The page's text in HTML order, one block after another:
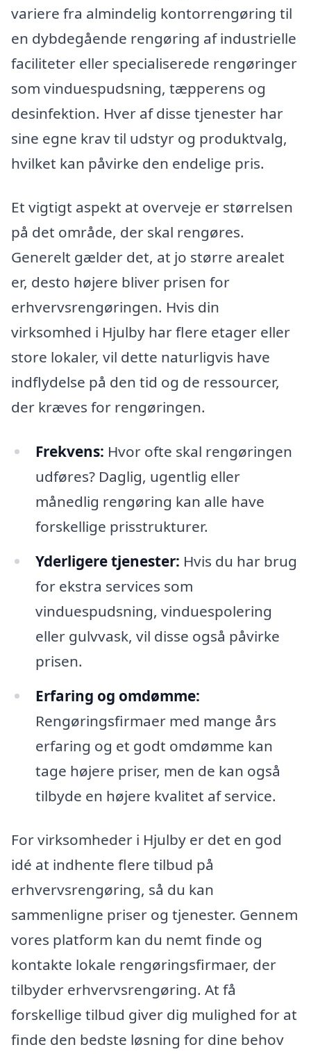
variere fra almindelig kontorrengøring til
en dybdegående rengøring af industrielle
faciliteter eller specialiserede rengøringer
som vinduespudsning, tæpperens og
desinfektion. Hver af disse tjenester har
sine egne krav til udstyr og produktvalg,
hvilket kan påvirke den endelige pris.
Et vigtigt aspekt at overveje er størrelsen
på det område, der skal rengøres.
Generelt gælder det, at jo større arealet
er, desto højere bliver prisen for
erhvervsrengøringen. Hvis din
virksomhed i Hjulby har flere etager eller
store lokaler, vil dette naturligvis have
indflydelse på den tid og de ressourcer,
der kræves for rengøringen.
Frekvens: Hvor ofte skal rengøringen
udføres? Daglig, ugentlig eller
månedlig rengøring kan alle have
forskellige prisstrukturer.
Yderligere tjenester: Hvis du har brug
for ekstra services som
vinduespudsning, vinduespolering
eller gulvvask, vil disse også påvirke
prisen.
Erfaring og omdømme:
Rengøringsfirmaer med mange års
erfaring og et godt omdømme kan
tage højere priser, men de kan også
tilbyde en højere kvalitet af service.
For virksomheder i Hjulby er det en god
idé at indhente flere tilbud på
erhvervsrengøring, så du kan
sammenligne priser og tjenester. Gennem
vores platform kan du nemt finde og
kontakte lokale rengøringsfirmaer, der
tilbyder erhvervsrengøring. At få
forskellige tilbud giver dig mulighed for at
finde den bedste løsning for dine behov